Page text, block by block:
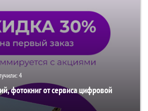
4
фотокниг от сервиса цифровой